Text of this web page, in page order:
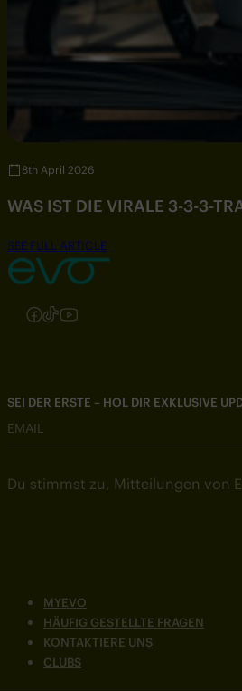
8th April 2026
WAS IST DIE VIRALE 3-3-3-
SEE FULL ARTICLE
Folgen Sie uns auf Instagram
Folgen Sie uns auf Facebook
Folgen Sie uns auf TikTok
Folgen Sie uns auf
MYEVO
HÄUFIG GESTELLTE FRAGEN
KONTAKTIERE UNS
CLUBS
SEI DER ERSTE – HOL DIR EXKLUSIVE
EMAIL
Du stimmst zu, Mitteilungen von